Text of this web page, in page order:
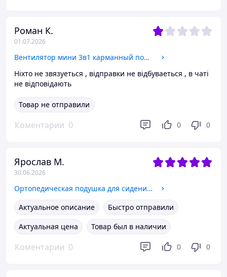
Роман К.
01.07.2026
Вентилятор мини 3в1 карманный портативный фонарик ручной аккумуляторный 2000 mAh PowerBank Белый
Ніхто не звязуеться , відправки не відбуваеться , в чаті
не відповідають
Товар не отправили
Коментарии 0 0 0
Ярослав М.
30.06.2026
Ортопедическая подушка для сидения под попу на кресло с эффектом памяти 46*36*7 см с вентиляцией Черный
Актуальное описание
Быстро отправили
Актуальная цена
Товар был в наличии
Коментарии 0 0 0